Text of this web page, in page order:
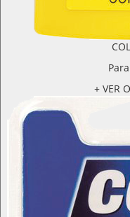
+ VER